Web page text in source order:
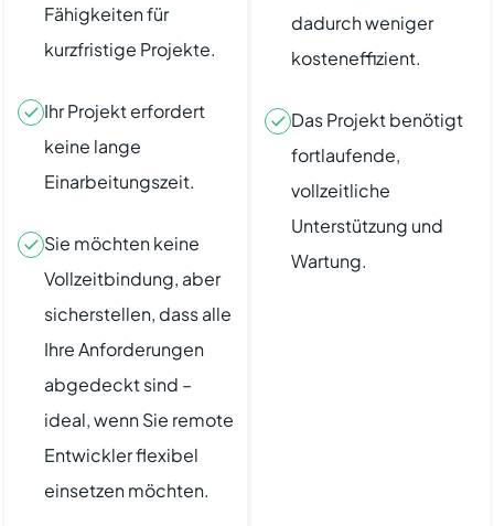
Fähigkeiten für
kurzfristige Projekte.
Ihr Projekt erfordert
keine lange
Einarbeitungszeit.
Sie möchten keine
Vollzeitbindung, aber
sicherstellen, dass alle
Ihre Anforderungen
abgedeckt sind –
ideal, wenn Sie remote
Entwickler flexibel
einsetzen möchten.
dadurch weniger
kosteneffizient.
Das Projekt benötigt
fortlaufende,
vollzeitliche
Unterstützung und
Wartung.